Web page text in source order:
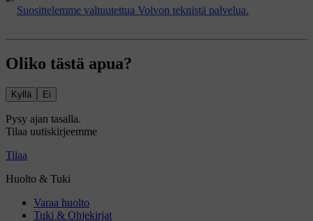
Suosittelemme valtuutettua Volvon teknistä palvelua.
Oliko tästä apua?
Kyllä Ei